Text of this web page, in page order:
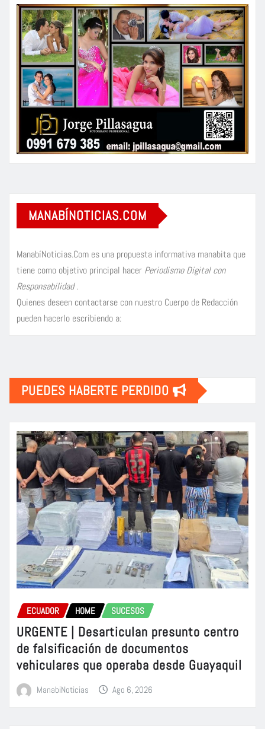
MANABÍNOTICIAS.COM
ManabíNoticias.Com es una propuesta informativa manabita que
tiene como objetivo principal hacer Periodismo Digital con
Responsabilidad.
Quienes deseen contactarse con nuestro Cuerpo de Redacción
pueden hacerlo escribiendo a:
PUEDES HABERTE PERDIDO
ECUADOR HOME SUCESOS
URGENTE | Desarticulan presunto centro
de falsificación de documentos
vehiculares que operaba desde Guayaquil
ManabiNoticias Ago 6, 2026